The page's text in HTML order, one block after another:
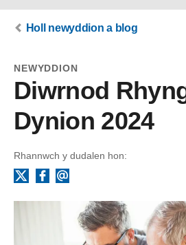
Holl newyddion a blog
NEWYDDION
Diwrnod
Dynion 2024
Rhannwch y dudalen hon:
Facebook
Ebost